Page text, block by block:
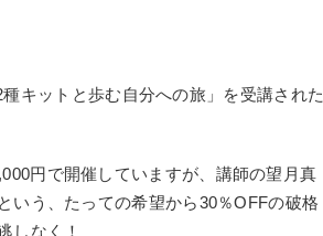
キットと歩む自分への旅」を受講された
円で開催していますが、講師の望月真
いう、たっての希望から30％OFFの破格
しなく！